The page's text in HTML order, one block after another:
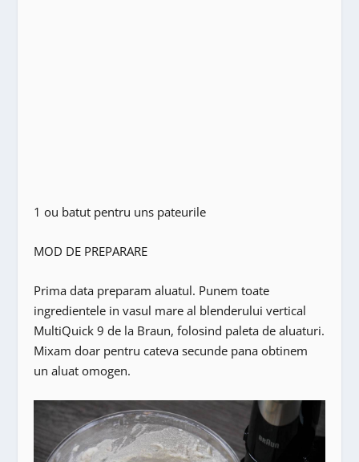
1 ou batut pentru uns pateurile
MOD DE PREPARARE
Prima data preparam aluatul. Punem toate
ingredientele in vasul mare al blenderului vertical
MultiQuick 9 de la Braun, folosind paleta de aluaturi.
Mixam doar pentru cateva secunde pana obtinem
un aluat omogen.